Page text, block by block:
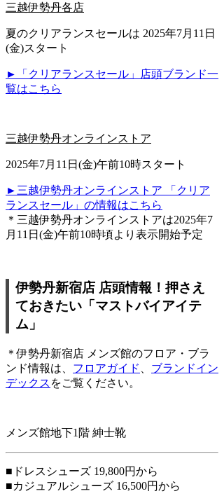
三越伊勢丹各店
夏のクリアランスセールは 2025年7月11日
(金)スタート
►「クリアランスセール」店頭ブランド一
覧はこちら
三越伊勢丹オンラインストア
2025年7月11日(金)午前10時スタート
►三越伊勢丹オンラインストア 「クリア
ランスセール」の情報はこちら
＊三越伊勢丹オンラインストアは2025年7
月11日(金)午前10時頃より表示開始予定
伊勢丹新宿店 店頭情報！押さえ
ておきたい「マストバイアイテ
ム」
＊伊勢丹新宿店 メンズ館のフロア・ブラ
ンド情報は、 フロアガイド
ブランドイン
デックス をご覧ください。
メンズ館地下1階 紳士靴
■ドレスシューズ 19,800円から
■カジュアルシューズ 16,500円から